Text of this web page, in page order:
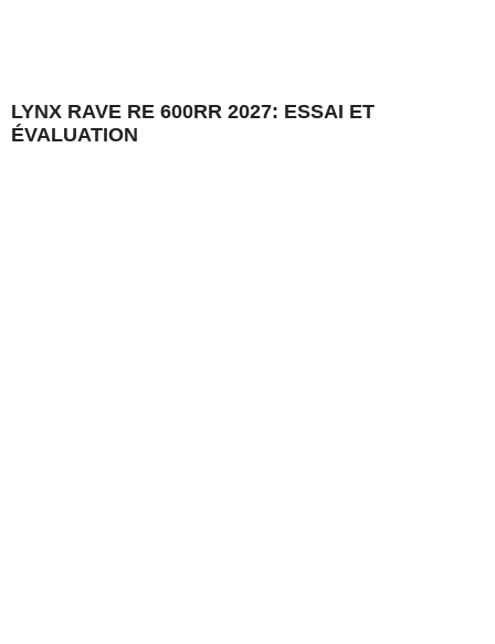
LYNX RAVE RE 600RR 2027: ESSAI ET
ÉVALUATION